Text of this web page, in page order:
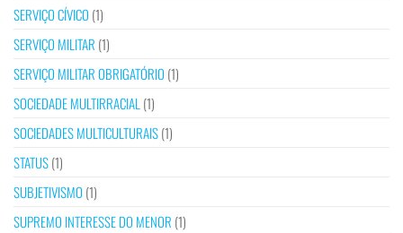
SERVIÇO CÍVICO (1)
SERVIÇO MILITAR (1)
SERVIÇO MILITAR OBRIGATÓRIO (1)
SOCIEDADE MULTIRRACIAL (1)
SOCIEDADES MULTICULTURAIS(1)
STATUS(1)
SUBJETIVISMO (1)
SUPREMO INTERESSE DO MENOR (1)